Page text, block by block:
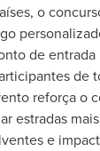
o
de entrada
de
reforça o
estradas
e